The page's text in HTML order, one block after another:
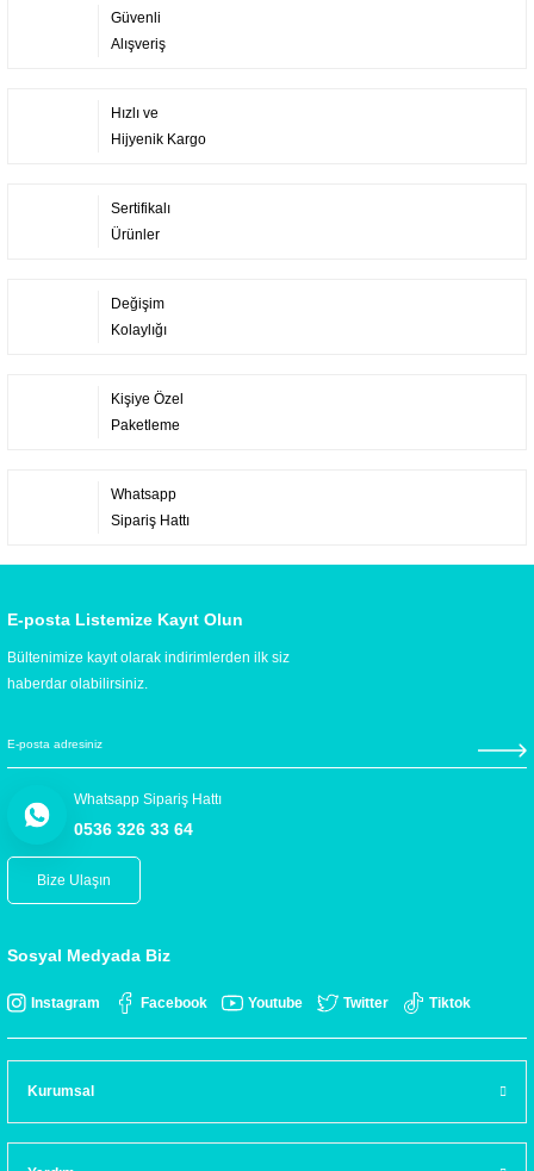
Güvenli
Alışveriş
Hızlı ve
Hijyenik Kargo
Sertifikalı
Ürünler
Değişim
Kolaylığı
Kişiye Özel
Paketleme
Whatsapp
Sipariş Hattı
E-posta Listemize Kayıt Olun
Bültenimize kayıt olarak indirimlerden ilk siz
haberdar olabilirsiniz.
Whatsapp Sipariş Hattı
0536 326 33 64
Bize Ulaşın
Sosyal Medyada Biz
Instagram Facebook Youtube Twitter Tiktok
Kurumsal